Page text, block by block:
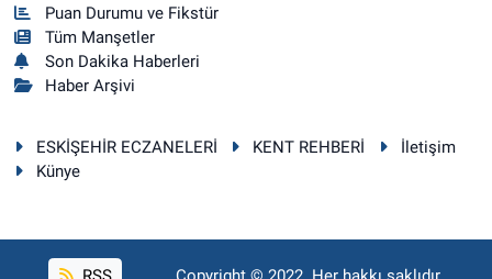
Puan Durumu ve Fikstür
Tüm Manşetler
Son Dakika Haberleri
Haber Arşivi
ESKİŞEHİR ECZANELERİ KENT REHBERİ
İletişim
Künye